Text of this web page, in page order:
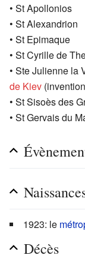
• St Apollonios
• St Alexandrion
• St Epimaque
• St Cyrille de
• Ste Julienne la
de Kiev
• St Sisoès des
• St Gervais du
1923: le
Décès